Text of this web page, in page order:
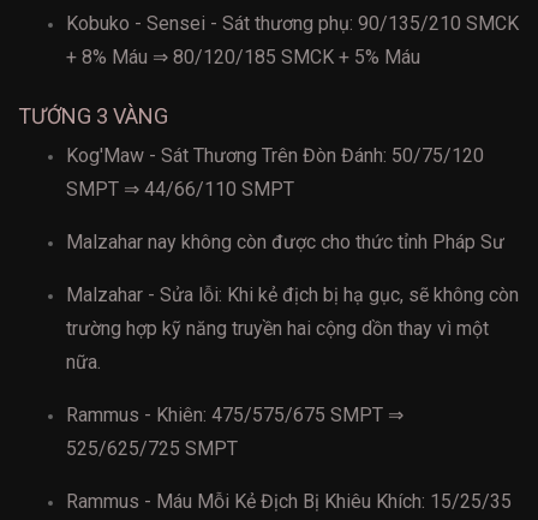
Kobuko - Sensei - Sát thương phụ: 90/135/210 SMCK
+ 8% Máu ⇒ 80/120/185 SMCK + 5% Máu
TƯỚNG 3 VÀNG
Kog'Maw - Sát Thương Trên Đòn Đánh: 50/75/120
SMPT ⇒ 44/66/110 SMPT
Malzahar nay không còn được cho thức tỉnh Pháp Sư
Malzahar - Sửa lỗi: Khi kẻ địch bị hạ gục, sẽ không còn
trường hợp kỹ năng truyền hai cộng dồn thay vì một
nữa.
Rammus - Khiên: 475/575/675 SMPT ⇒
525/625/725 SMPT
Rammus - Máu Mỗi Kẻ Địch Bị Khiêu Khích: 15/25/35